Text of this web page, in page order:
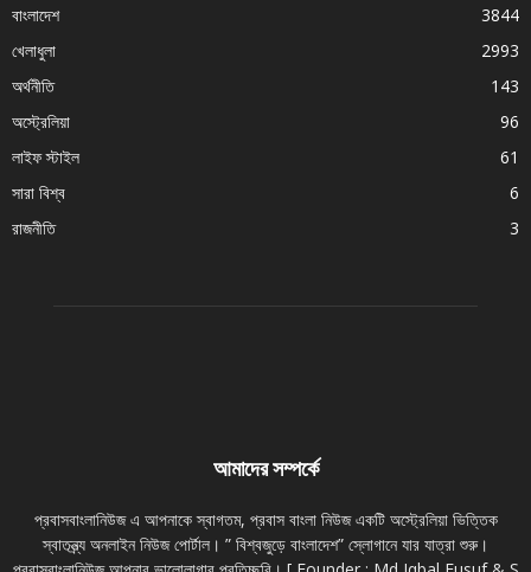
বাংলাদেশ
3844
খেলাধুলা
2993
অর্থনীতি
143
অস্ট্রেলিয়া
96
লাইফ স্টাইল
61
সারা বিশ্ব
6
রাজনীতি
3
আমাদের সম্পর্কে
প্রবাসবাংলানিউজ এ আপনাকে স্বাগতম, প্রবাস বাংলা নিউজ একটি অস্ট্রেলিয়া ভিত্তিক
স্বাতন্ত্র্য অনলাইন নিউজ পোর্টাল। ” বিশ্বজুড়ে বাংলাদেশ” স্লোগানে যার যাত্রা শুরু।